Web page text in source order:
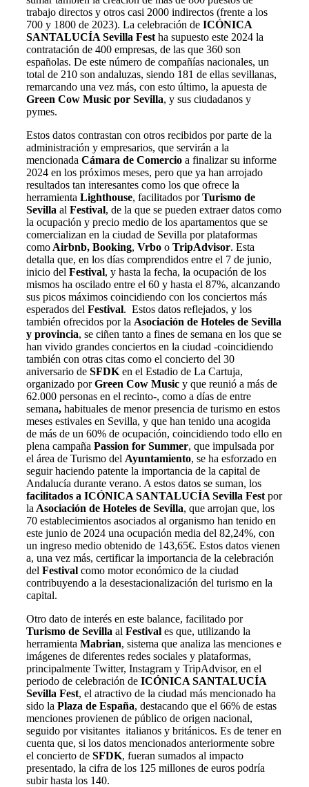
trabajo directos y otros casi 2000 indirectos (frente a los
700 y 1800 de 2023). La celebración de ICÓNICA
SANTALUCÍA Sevilla Fest ha supuesto este 2024 la
contratación de 400 empresas, de las que 360 son
españolas. De este número de compañías nacionales, un
total de 210 son andaluzas, siendo 181 de ellas sevillanas,
remarcando una vez más, con esto último, la apuesta de
Green Cow Music por Sevilla, y sus ciudadanos y
pymes.
Estos datos contrastan con otros recibidos por parte de la
administración y empresarios, que servirán a la
mencionada Cámara de Comercio a finalizar su informe
2024 en los próximos meses, pero que ya han arrojado
resultados tan interesantes como los que ofrece la
herramienta Lighthouse, facilitados porTurismo de
Sevilla al Festival, de la que se pueden extraer datos como
la ocupación y precio medio de los apartamentos que se
comercializan en la ciudad de Sevilla por plataformas
como Airbnb, Booking, Vrbo o TripAdvisor. Esta
detalla que, en los días comprendidos entre el 7 de junio,
inicio del Festival, y hasta la fecha, la ocupación de los
mismos ha oscilado entre el 60 y hasta el 87%, alcanzando
sus picos máximos coincidiendo con los conciertos más
esperados del Festival. Estos datos reflejados, y los
también ofrecidos por la Asociación de Hoteles de Sevilla
y provincia, se ciñen tanto a fines de semana en los que se
han vivido grandes conciertos en la ciudad -coincidiendo
también con otras citas como el concierto del 30
aniversario de SFDK en el Estadio de La Cartuja,
organizado porGreen Cow Music y que reunió a más de
62.000 personas en el recinto-, como a días de entre
semana, habituales de menor presencia de turismo en estos
meses estivales en Sevilla, y que han tenido una acogida
de más de un 60% de ocupación, coincidiendo todo ello en
plena campaña Passion for Summer, que impulsada por
el área de Turismo del Ayuntamiento, se ha esforzado en
seguir haciendo patente la importancia de la capital de
Andalucía durante verano. A estos datos se suman, los
facilitados a ICÓNICA SANTALUCÍA Sevilla Fest por
la Asociación de Hoteles de Sevilla, que arrojan que, los
70 establecimientos asociados al organismo han tenido en
este junio de 2024 una ocupación media del 82,24%, con
un ingreso medio obtenido de 143,65€. Estos datos vienen
a, una vez más, certificar la importancia de la celebración
del Festival como motor económico de la ciudad
contribuyendo a la desestacionalización del turismo en la
capital.
Otro dato de interés en este balance, facilitado por
Turismo de Sevilla al Festival es que, utilizando la
herramienta Mabrian, sistema que analiza las menciones e
imágenes de diferentes redes sociales y plataformas,
principalmente Twitter, Instagram y TripAdvisor, en el
periodo de celebración de ICÓNICA SANTALUCÍA
Sevilla Fest, el atractivo de la ciudad más mencionado ha
sido la Plaza de España, destacando que el 66% de estas
menciones provienen de público de origen nacional,
seguido por visitantes italianos y británicos. Es de tener en
cuenta que, si los datos mencionados anteriormente sobre
el concierto de SFDK, fueran sumados al impacto
presentado, la cifra de los 125 millones de euros podría
subir hasta los 140.